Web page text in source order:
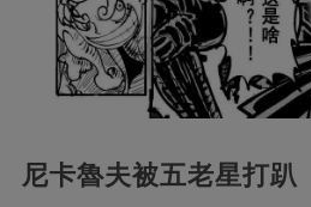
尼卡魯夫被五老星打趴